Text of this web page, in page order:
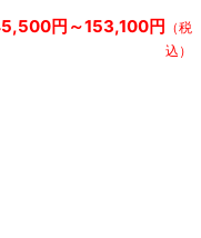
円～153,100円
（税
込）